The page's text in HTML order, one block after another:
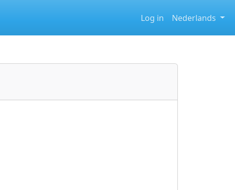
Log in Nederlands